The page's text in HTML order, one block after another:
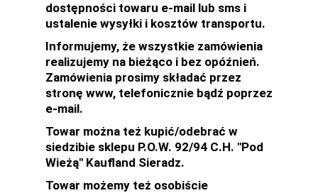
dostępności towaru e-mail lub sms i
ustalenie wysyłki i kosztów transportu.
Informujemy, że wszystkie zamówienia
realizujemy na bieżąco i bez opóźnień.
Zamówienia prosimy składać przez
stronę www, telefonicznie bądź poprzez
e-mail.
Towar można też kupić/odebrać w
siedzibie sklepu P.O.W. 92/94 C.H. "Pod
Wieżą" Kaufland Sieradz.
Towar możemy też osobiście